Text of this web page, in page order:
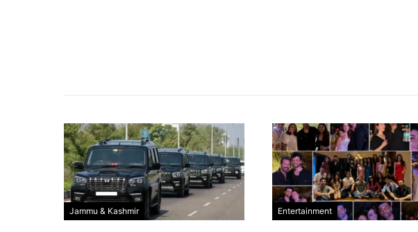
Jammu & Kashmir Entertainment